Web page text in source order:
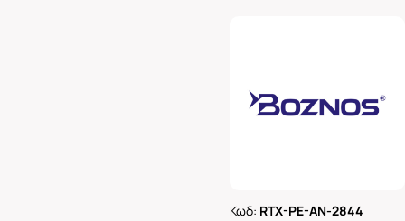
Κωδ: RTX-PE-AN-2844